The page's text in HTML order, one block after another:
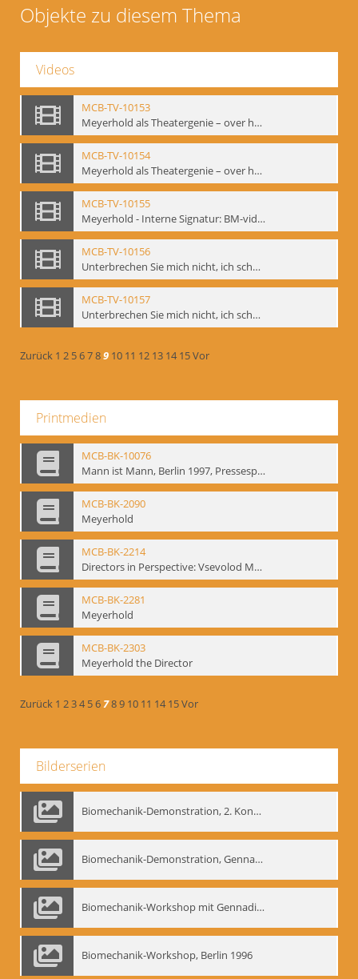
Objekte zu diesem Thema
Videos
MCB-TV-10153
Meyerhold als Theatergenie – over het mechanik van de acteursexpressie, Ausschnitt 4 - Interne Signatur: BM-vid-108_A4
MCB-TV-10154
Meyerhold als Theatergenie – over het mechanik van de acteursexpressie, Ausschnitt 5 - Interne Signatur: BM-vid-108_A5
MCB-TV-10155
Meyerhold - Interne Signatur: BM-vid-116
MCB-TV-10156
Unterbrechen Sie mich nicht, ich schweige!, Berlin 2006 - Interne Signatur: BM-vid-126
MCB-TV-10157
Unterbrechen Sie mich nicht, ich schweige!, Berlin 2006 - Interne Signatur: BM-vid-127
Zurück 1 2 56789 10 11 12 13 14 15Vor
Printmedien
MCB-BK-10076
Mann ist Mann, Berlin 1997, Pressespiegel - interne Signatur: BM-prt-262-24
MCB-BK-2090
Meyerhold
MCB-BK-2214
Directors in Perspective: Vsevolod Meyerhold - interne Signatur BM-prt-6
MCB-BK-2281
Meyerhold
MCB-BK-2303
Meyerhold the Director
Zurück 1 234 56789 10 11 14 15Vor
Bilderserien
Biomechanik-Demonstration, 2. Kongress der EMF, Mai 1995
Biomechanik-Demonstration, Gennadij Bogdanow im Berliner Ensemble, 04.10.1991
Biomechanik-Workshop mit Gennadij Nikolajewitsch Bogdanow im Mime Centrum Berlin, 1991
Biomechanik-Workshop, Berlin 1996